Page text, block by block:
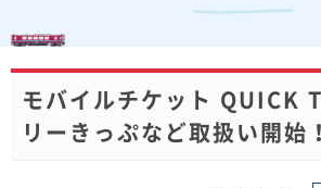
モバイルチケット QUICK
リーきっぷなど取扱い開始！